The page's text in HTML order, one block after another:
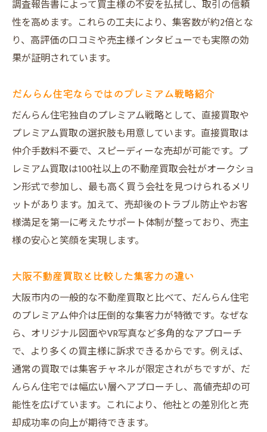
調査報告書によって買主様の不安を払拭し、取引の信頼
性を高めます。これらの工夫により、集客数が約2倍とな
り、高評価の口コミや売主様インタビューでも実際の効
果が証明されています。
だんらん住宅ならではのプレミアム戦略紹介
だんらん住宅独自のプレミアム戦略として、直接買取や
プレミアム買取の選択肢も用意しています。直接買取は
仲介手数料不要で、スピーディーな売却が可能です。プ
レミアム買取は100社以上の不動産買取会社がオークショ
ン形式で参加し、最も高く買う会社を見つけられるメリ
ットがあります。加えて、売却後のトラブル防止やお客
様満足を第一に考えたサポート体制が整っており、売主
様の安心と笑顔を実現します。
大阪不動産買取と比較した集客力の違い
大阪市内の一般的な不動産買取と比べて、だんらん住宅
のプレミアム仲介は圧倒的な集客力が特徴です。なぜな
ら、オリジナル図面やVR写真など多角的なアプローチ
で、より多くの買主様に訴求できるからです。例えば、
通常の買取では集客チャネルが限定されがちですが、だ
んらん住宅では幅広い層へアプローチし、高値売却の可
能性を広げています。これにより、他社との差別化と売
却成功率の向上が期待できます。